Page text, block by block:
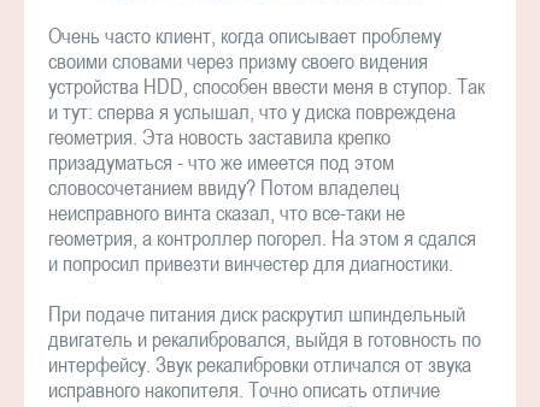
Очень часто клиент, когда описывает проблему
своими словами через призму своего видения
устройства HDD, способен ввести меня в ступор. Так
и тут: сперва я услышал, что у диска повреждена
геометрия. Эта новость заставила крепко
призадуматься - что же имеется под этом
словосочетанием ввиду? Потом владелец
неисправного винта сказал, что все-таки не
геометрия, а контроллер погорел. На этом я сдался
и попросил привезти винчестер для диагностики.
При подаче питания диск раскрутил шпиндельный
двигатель и рекалибровался, выйдя в готовность по
интерфейсу. Звук рекалибровки отличался от звука
исправного накопителя. Точно описать отличие